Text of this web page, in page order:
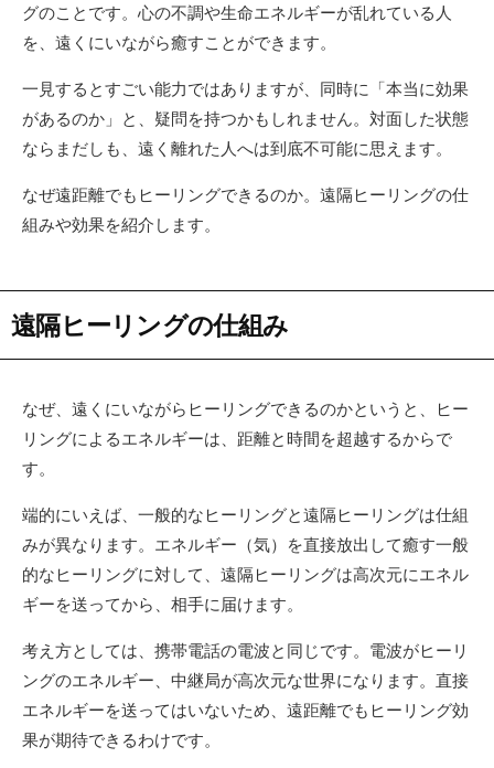
グのことです。心の不調や生命エネルギーが乱れている人
を、遠くにいながら癒すことができます。
一見するとすごい能力ではありますが、同時に「本当に効果
があるのか」と、疑問を持つかもしれません。対面した状態
ならまだしも、遠く離れた人へは到底不可能に思えます。
なぜ遠距離でもヒーリングできるのか。遠隔ヒーリングの仕
組みや効果を紹介します。
遠隔ヒーリングの仕組み
なぜ、遠くにいながらヒーリングできるのかというと、ヒー
リングによるエネルギーは、距離と時間を超越するからで
す。
端的にいえば、一般的なヒーリングと遠隔ヒーリングは仕組
みが異なります。エネルギー（気）を直接放出して癒す一般
的なヒーリングに対して、遠隔ヒーリングは高次元にエネル
ギーを送ってから、相手に届けます。
考え方としては、携帯電話の電波と同じです。電波がヒーリ
ングのエネルギー、中継局が高次元な世界になります。直接
エネルギーを送ってはいないため、遠距離でもヒーリング効
果が期待できるわけです。